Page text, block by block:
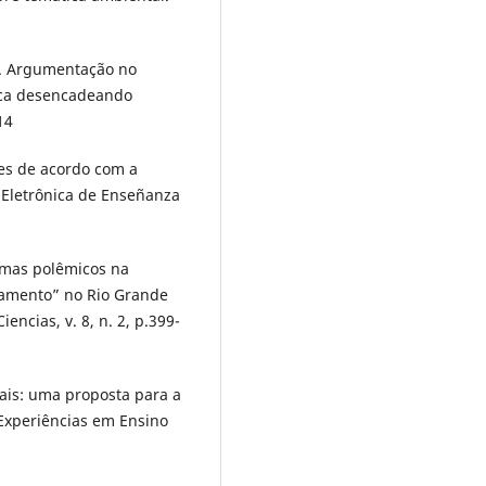
Argumentação no
desencadeando
de acordo com a
de Enseñanza
polêmicos na
no Rio Grande
v. 8, n. 2, p.399-
uma proposta para a
em Ensino